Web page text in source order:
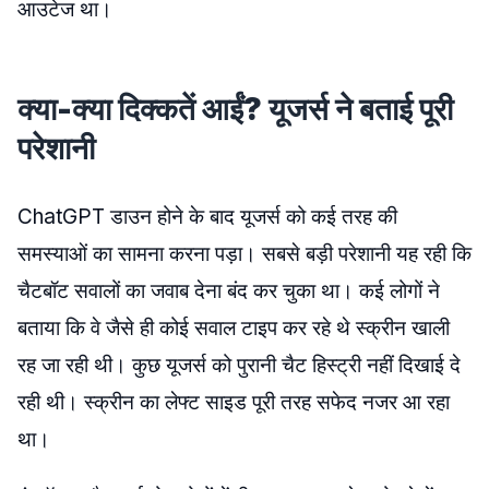
आउटेज था।
क्या-क्या दिक्कतें आईं? यूजर्स ने बताई पूरी
परेशानी
ChatGPT डाउन होने के बाद यूजर्स को कई तरह की
समस्याओं का सामना करना पड़ा। सबसे बड़ी परेशानी यह रही कि
चैटबॉट सवालों का जवाब देना बंद कर चुका था। कई लोगों ने
बताया कि वे जैसे ही कोई सवाल टाइप कर रहे थे स्क्रीन खाली
रह जा रही थी। कुछ यूजर्स को पुरानी चैट हिस्ट्री नहीं दिखाई दे
रही थी। स्क्रीन का लेफ्ट साइड पूरी तरह सफेद नजर आ रहा
था।